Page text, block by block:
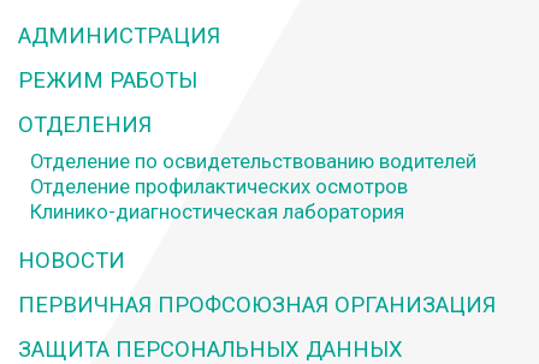
АДМИНИСТРАЦИЯ
РЕЖИМ РАБОТЫ
ОТДЕЛЕНИЯ
Отделение по освидетельствованию водителей
Отделение профилактических осмотров
Клинико-диагностическая лаборатория
НОВОСТИ
ПЕРВИЧНАЯ ПРОФСОЮЗНАЯ ОРГАНИЗАЦИЯ
ЗАЩИТА ПЕРСОНАЛЬНЫХ ДАННЫХ